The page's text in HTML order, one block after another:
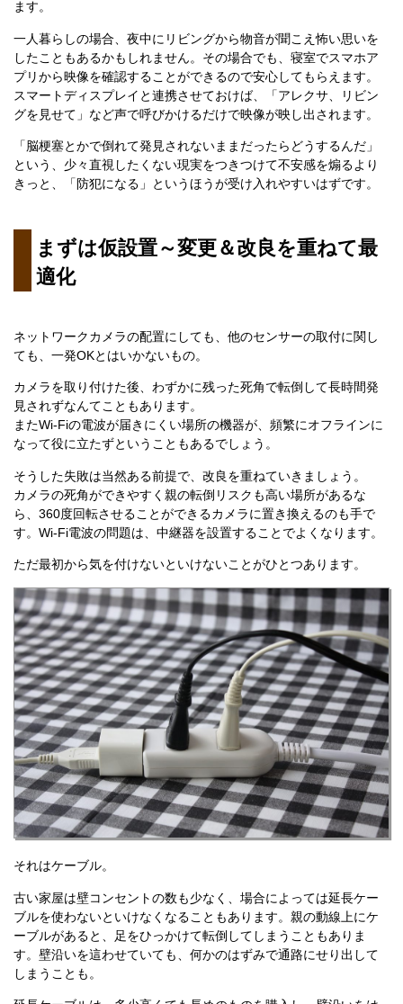
ます。
一人暮らしの場合、夜中にリビングから物音が聞こえ怖い思いを
したこともあるかもしれません。その場合でも、寝室でスマホア
プリから映像を確認することができるので安心してもらえます。
スマートディスプレイと連携させておけば、「アレクサ、リビン
グを見せて」など声で呼びかけるだけで映像が映し出されます。
「脳梗塞とかで倒れて発見されないままだったらどうするんだ」
という、少々直視したくない現実をつきつけて不安感を煽るより
きっと、「防犯になる」というほうが受け入れやすいはずです。
まずは仮設置～変更＆改良を重ねて最
適化
ネットワークカメラの配置にしても、他のセンサーの取付に関し
ても、一発OKとはいかないもの。
カメラを取り付けた後、わずかに残った死角で転倒して長時間発
見されずなんてこともあります。
またWi-Fiの電波が届きにくい場所の機器が、頻繁にオフラインに
なって役に立たずということもあるでしょう。
そうした失敗は当然ある前提で、改良を重ねていきましょう。
カメラの死角ができやすく親の転倒リスクも高い場所があるな
ら、360度回転させることができるカメラに置き換えるのも手で
す。Wi-Fi電波の問題は、中継器を設置することでよくなります。
ただ最初から気を付けないといけないことがひとつあります。
それはケーブル。
古い家屋は壁コンセントの数も少なく、場合によっては延長ケー
ブルを使わないといけなくなることもあります。親の動線上にケ
ーブルがあると、足をひっかけて転倒してしまうこともありま
す。壁沿いを這わせていても、何かのはずみで通路にせり出して
しまうことも。